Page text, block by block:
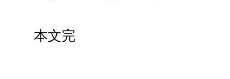
本文完